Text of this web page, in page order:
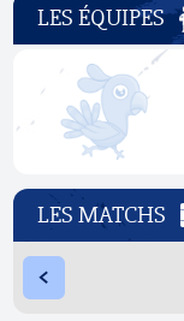
LES ÉQUIPES
LES MATCHS
<